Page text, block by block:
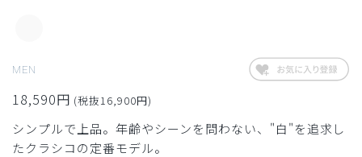
MEN
18,590円 (税抜16,900円)
シンプルで上品。年齢やシーンを問わない、"白"を追求し
たクラシコの定番モデル。